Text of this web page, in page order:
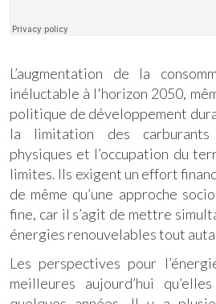
L’augmentation de la
inéluctable à l'horizon 2050,
politique de développement
la limitation des
physiques et l’occupation du
limites. Ils exigent un effort
de même qu’une approche
fine, car il s’agit de mettre
énergies renouvelables tout
Les perspectives pour
meilleures aujourd’hui